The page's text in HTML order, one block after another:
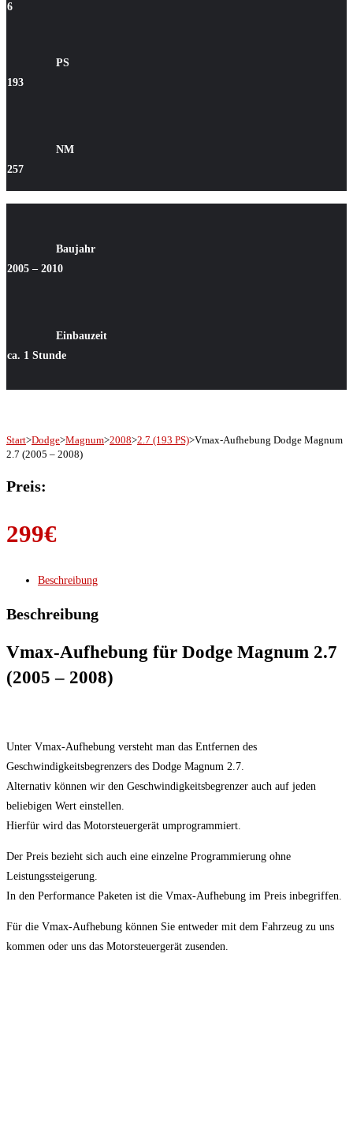
6
PS
193
NM
257
Baujahr
2005 – 2010
Einbauzeit
ca. 1 Stunde
Start>Dodge>Magnum>2008>2.7 (193 PS)>Vmax-Aufhebung Dodge Magnum
2.7 (2005 – 2008)
Preis:
299€
Beschreibung
Beschreibung
Vmax-Aufhebung für Dodge Magnum 2.7
(2005 – 2008)
Unter Vmax-Aufhebung versteht man das Entfernen des
Geschwindigkeitsbegrenzers des Dodge Magnum 2.7.
Alternativ können wir den Geschwindigkeitsbegrenzer auch auf jeden
beliebigen Wert einstellen.
Hierfür wird das Motorsteuergerät umprogrammiert.
Der Preis bezieht sich auch eine einzelne Programmierung ohne
Leistungssteigerung.
In den Performance Paketen ist die Vmax-Aufhebung im Preis inbegriffen.
Für die Vmax-Aufhebung können Sie entweder mit dem Fahrzeug zu uns
kommen oder uns das Motorsteuergerät zusenden.